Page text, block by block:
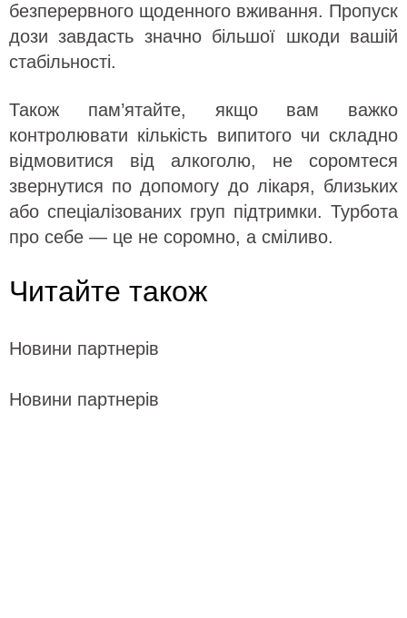
безперервного щоденного вживання. Пропуск
дози завдасть значно більшої шкоди вашій
стабільності.
Також пам’ятайте, якщо вам важко
контролювати кількість випитого чи складно
відмовитися від алкоголю, не соромтеся
звернутися по допомогу до лікаря, близьких
або спеціалізованих груп підтримки. Турбота
про себе — це не соромно, а сміливо.
Читайте також
Новини партнерів
Новини партнерів